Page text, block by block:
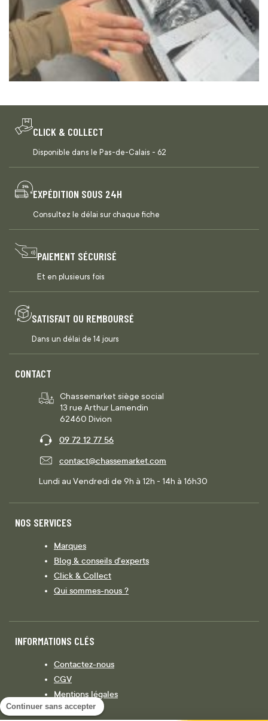
Continuer sans accepter
CLICK & COLLECT
Disponible dans le Pas-de-Calais - 62
EXPÉDITION SOUS 24H
Consultez le délai sur chaque fiche
PAIEMENT SÉCURISÉ
Et en plusieurs fois
SATISFAIT OU REMBOURSÉ
Dans un délai de 14 jours
CONTACT
Chassemarket siège social
13 rue Arthur Lamendin
62460 Divion
09 72 12 77 56
contact@chassemarket.com
Lundi au Vendredi de 9h à 12h - 14h à 16h30
NOS SERVICES
Marques
Blog & conseils d'experts
Click & Collect
Qui sommes-nous ?
INFORMATIONS CLÉS
Contactez-nous
CGV
Mentions légales
Législation